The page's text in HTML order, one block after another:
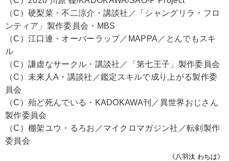
（C）硬梨菜・不二涼介・講談社／「シャングリラ・フロ
ンティア」製作委員会・MBS
（C）江口連・オーバーラップ／MAPPA／とんでもスキ
ル
（C）謙虚なサークル・講談社／「第七王子」製作委員会
（C）未来人A・講談社／鑑定スキルで成り上がる製作委
員会
（C）殆ど死んでいる・KADOKAWA刊／異世界おじさん
製作委員会
（C）棚架ユウ・るろお／マイクロマガジン社／転剣製作
委員会
《八羽汰 わちは》